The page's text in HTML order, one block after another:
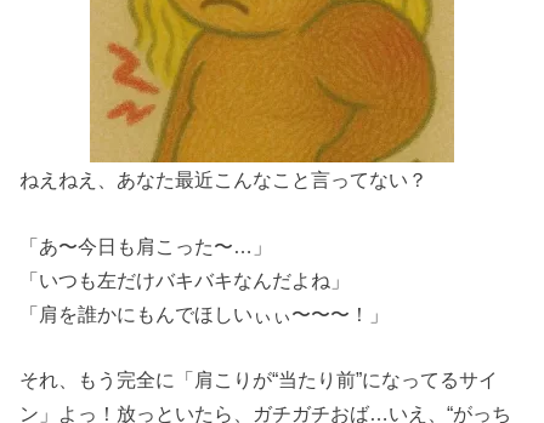
ねえねえ、あなた最近こんなこと言ってない？
「あ〜今日も肩こった〜…」
「いつも左だけバキバキなんだよね」
「肩を誰かにもんでほしいぃぃ〜〜〜！」
それ、もう完全に「肩こりが“当たり前”になってるサイ
ン」よっ！放っといたら、ガチガチおば…いえ、“がっち